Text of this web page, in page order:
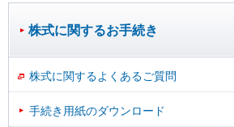
株式に関するお手続き
株式に関するよくあるご質問
手続き用紙のダウンロード